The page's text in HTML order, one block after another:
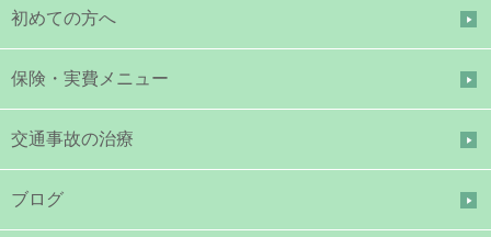
初めての方へ
保険・実費メニュー
交通事故の治療
ブログ